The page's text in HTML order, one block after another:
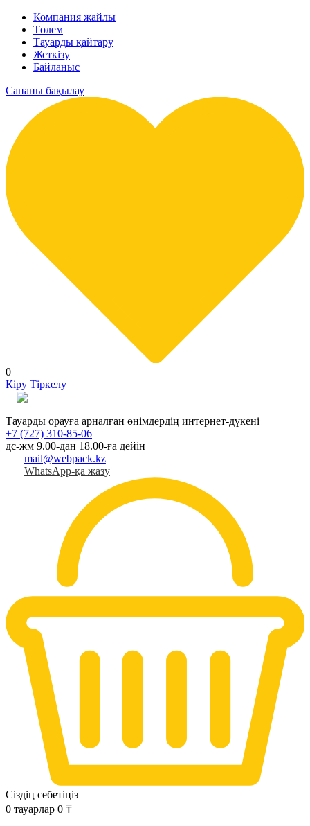
Компания жайлы
Төлем
Тауарды қайтару
Жеткізу
Байланыс
Сапаны бақылау
0
Кіру Тіркелу
Тауарды орауға арналған өнімдердің интернет-дүкені
+7 (727) 310-85-06
дс-жм 9.00-дан 18.00-ға дейін
mail@webpack.kz
WhatsApp-қа жазу
Сіздің себетіңіз
0 тауарлар 0 ₸